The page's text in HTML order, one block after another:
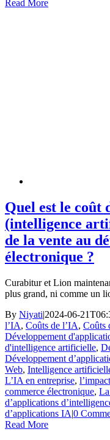
Read More
Quel est le coût
(intelligence
de la vente au
électronique ?
Curabitur et Lion
plus grand, ni comme un
By Niyati|2024-06-
l’IA, Coûts de l’IA, Coûts
Développement
d'intelligence artificielle,
Développement
Web, Intelligence
L’IA en entreprise,
commerce électronique,
d’applications
d’applications IA|0
Read More